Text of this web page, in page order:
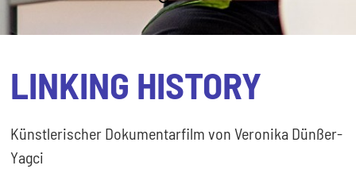
LINKING HISTORY
Künstlerischer Dokumentarfilm von Veronika Dünßer-
Yagci